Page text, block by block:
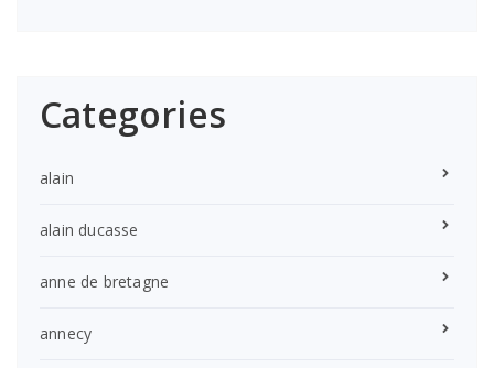
Categories
alain
alain ducasse
anne de bretagne
annecy